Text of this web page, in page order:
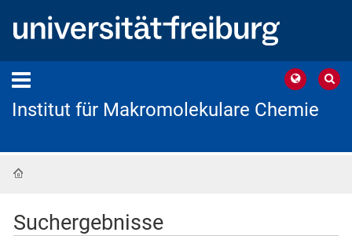
Institut für Makromolekulare Chemie
Suchergebnisse